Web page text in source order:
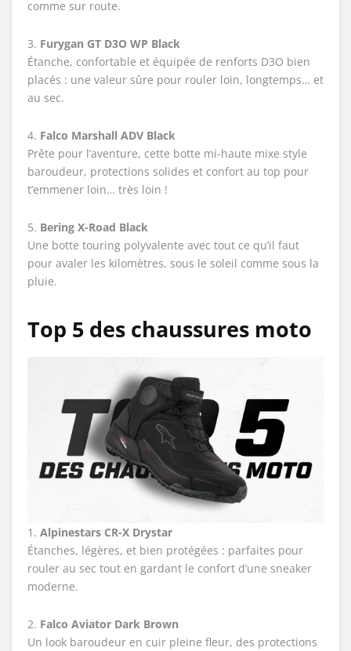
comme sur route.
3. Furygan GT D3O WP Black
Étanche, confortable et équipée de renforts D3O bien
placés : une valeur sûre pour rouler loin, longtemps… et
au sec.
4. Falco Marshall ADV Black
Prête pour l’aventure, cette botte mi-haute mixe style
baroudeur, protections solides et confort au top pour
t’emmener loin… très loin !
5. Bering X-Road Black
Une botte touring polyvalente avec tout ce qu’il faut
pour avaler les kilomètres, sous le soleil comme sous la
pluie.
Top 5 des chaussures moto
1. Alpinestars CR-X Drystar
Étanches, légères, et bien protégées : parfaites pour
rouler au sec tout en gardant le confort d’une sneaker
moderne.
2. Falco Aviator Dark Brown
Un look baroudeur en cuir pleine fleur, des protections